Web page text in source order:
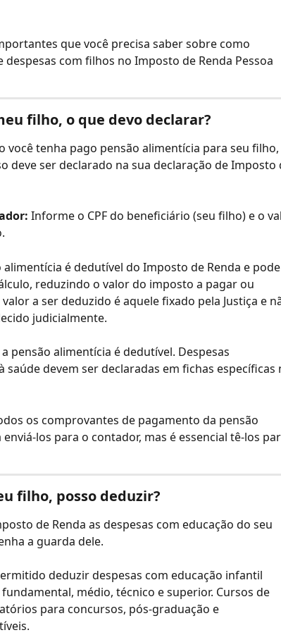
que você precisa saber sobre como
com filhos no Imposto de Renda Pessoa
filho, o que devo declarar?
você tenha pago pensão alimentícia para seu filho,
deve ser declarado na sua declaração de Imposto
Informe o CPF do beneficiário (seu filho) e o
alimentícia é dedutível do Imposto de Renda e pode
reduzindo o valor do imposto a pagar ou
a ser deduzido é aquele fixado pela Justiça e
judicialmente.
pensão alimentícia é dedutível. Despesas
saúde devem ser declaradas em fichas específicas
os comprovantes de pagamento da pensão
los para o contador, mas é essencial tê-los
filho, posso deduzir?
de Renda as despesas com educação do seu
a guarda dele.
deduzir despesas com educação infantil
médio, técnico e superior. Cursos de
para concursos, pós-graduação e